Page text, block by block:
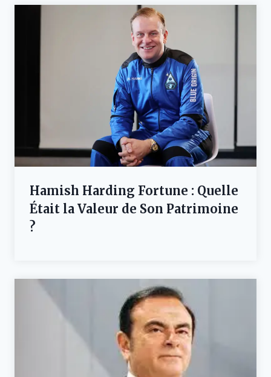
Hamish Harding Fortune : Quelle
Était la Valeur de Son Patrimoine
?